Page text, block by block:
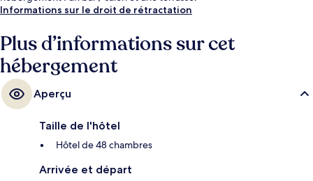
Informations sur le droit de rétractation
Plus d’informations sur cet
hébergement
Aperçu
Taille de l'hôtel
Hôtel de 48 chambres
Arrivée et départ